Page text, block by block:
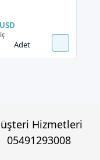
10400mAh
Adet
Hizmetleri
05491293008